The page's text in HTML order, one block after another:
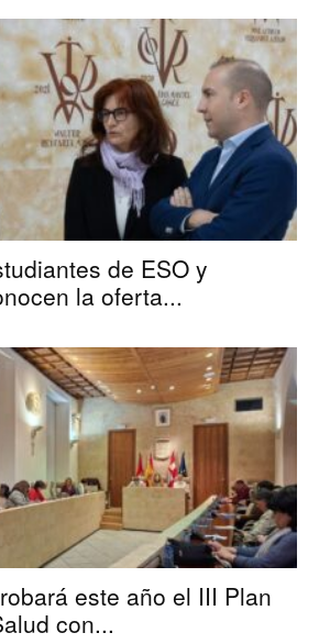
de ESO y
la oferta...
este año el III Plan
con...